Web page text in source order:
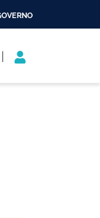
|